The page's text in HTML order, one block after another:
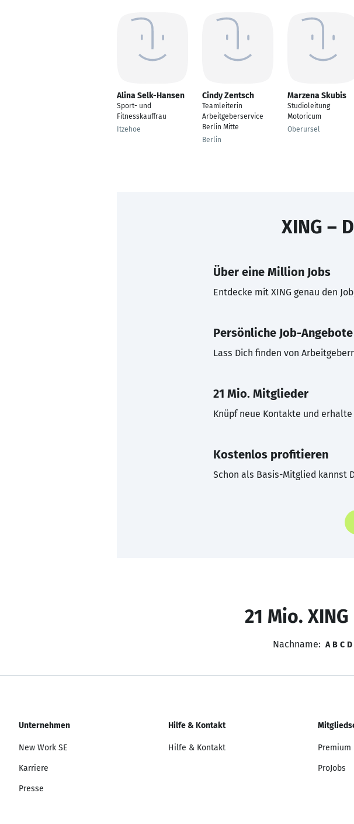
Alina Selk-Hansen
Sport- und
Fitnesskauffrau
Itzehoe
Cindy Zentsch
Teamleiterin
Arbeitgeberservice
Berlin Mitte
Berlin
Marzena Skubis
Studioleitung
Motoricum
Oberursel
XING –
Über eine Million Jobs
Entdecke mit XING genau den
Persönliche Job-Angebote
Lass Dich finden von
21 Mio. Mitglieder
Knüpf neue Kontakte und
Kostenlos profitieren
Schon als Basis-Mitglied kannst
21 Mio.
Nachname: A B C D
Unternehmen
New Work SE
Karriere
Presse
Hilfe & Kontakt
Hilfe & Kontakt Premium
ProJobs